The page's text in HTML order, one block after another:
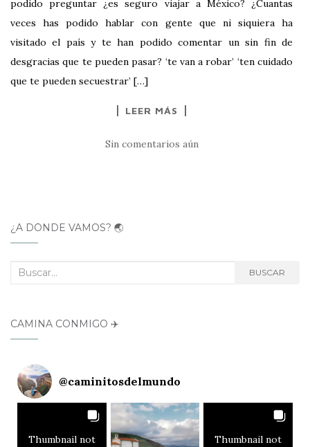
podido preguntar ¿es seguro viajar a México? ¿Cuantas
veces has podido hablar con gente que ni siquiera ha
visitado el país y te han podido comentar un sin fin de
desgracias que te pueden pasar? ‘te van a robar’ ‘ten cuidado
que te pueden secuestrar’ […]
LEER MÁS
Sin comentarios aún
¿A DÓNDE VAMOS? 🌏
Buscar: BUSCAR
CAMINA CONMIGO ✈️
@caminitosdelmundo
Thumbnail not
Thumbnail not